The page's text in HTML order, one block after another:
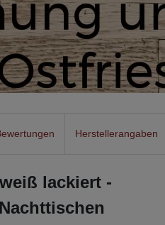
Herstellerangaben
lackiert -